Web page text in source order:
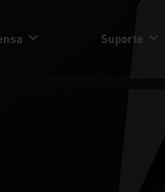
Suporte